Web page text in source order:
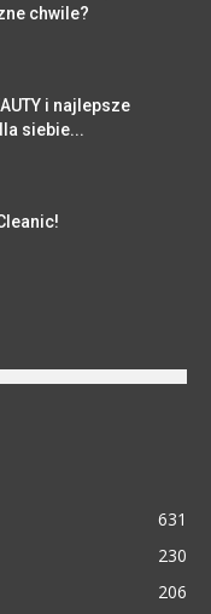
chwile?
i najlepsze
siebie...
631
230
206